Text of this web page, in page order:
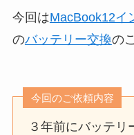
今回はMacBook12イ
のバッテリー交換の
今回のご依頼内容
３年前にバッテリ